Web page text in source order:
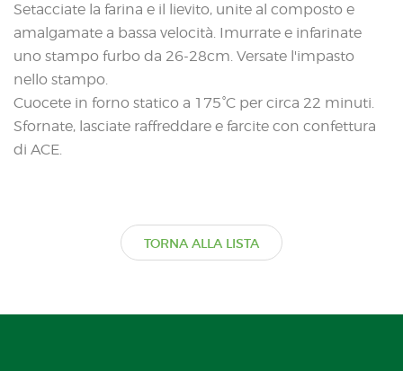
Setacciate la farina e il lievito, unite al composto e
amalgamate a bassa velocità. Imurrate e infarinate
uno stampo furbo da 26-28cm. Versate l'impasto
nello stampo.
Cuocete in forno statico a 175°C per circa 22 minuti.
Sfornate, lasciate raffreddare e farcite con confettura
di ACE.
TORNA ALLA LISTA